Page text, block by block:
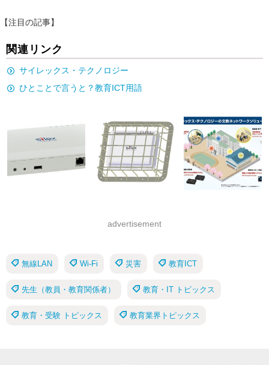
【注目の記事】
関連リンク
サイレックス・テクノロジー
ひとことで言うと？教育ICT用語
advertisement
無線LAN Wi-Fi 災害 教育ICT
先生（教員・教育関係者） 教育・IT トピックス
教育・受験 トピックス 教育業界トピックス